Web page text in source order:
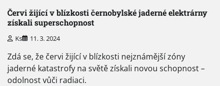
Červi žijící v blízkosti černobylské jaderné elektrárny
získali superschopnost
Ks 11. 3. 2024
Zdá se, že červi žijící v blízkosti nejznámější zóny
jaderné katastrofy na světě získali novou schopnost –
odolnost vůči radiaci.